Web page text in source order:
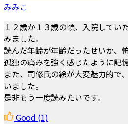
みみこ
１２歳か１３歳の頃、入院してい
みました。
読んだ年齢が年齢だったせいか、
孤独の痛みを強く感じたように記
また、司修氏の絵が大変魅力的で
いました。
是非もう一度読みたいです。
Good (1)